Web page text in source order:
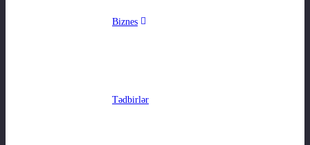
Biznes
Tədbirlər